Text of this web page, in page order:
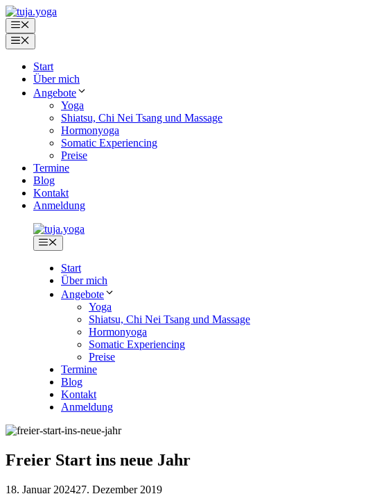
Zum
Inhalt
springen
Menü
Menü
Start
Über mich
Angebote
Yoga
Shiatsu, Chi Nei Tsang und Massage
Hormonyoga
Somatic Experiencing
Preise
Termine
Blog
Kontakt
Anmeldung
Menü
Start
Über mich
Angebote
Yoga
Shiatsu, Chi Nei Tsang und Massage
Hormonyoga
Somatic Experiencing
Preise
Termine
Blog
Kontakt
Anmeldung
Freier Start ins neue Jahr
18. Januar 202427. Dezember 2019